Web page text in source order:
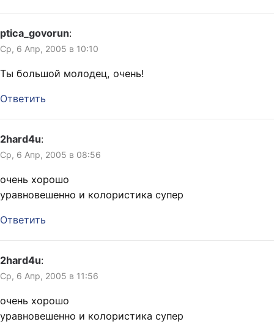
ptica_govorun:
Ср, 6 Апр, 2005 в 10:10
Ты большой молодец, очень!
Ответить
2hard4u:
Ср, 6 Апр, 2005 в 08:56
очень хорошо
уравновешенно и колористика супер
Ответить
2hard4u:
Ср, 6 Апр, 2005 в 11:56
очень хорошо
уравновешенно и колористика супер